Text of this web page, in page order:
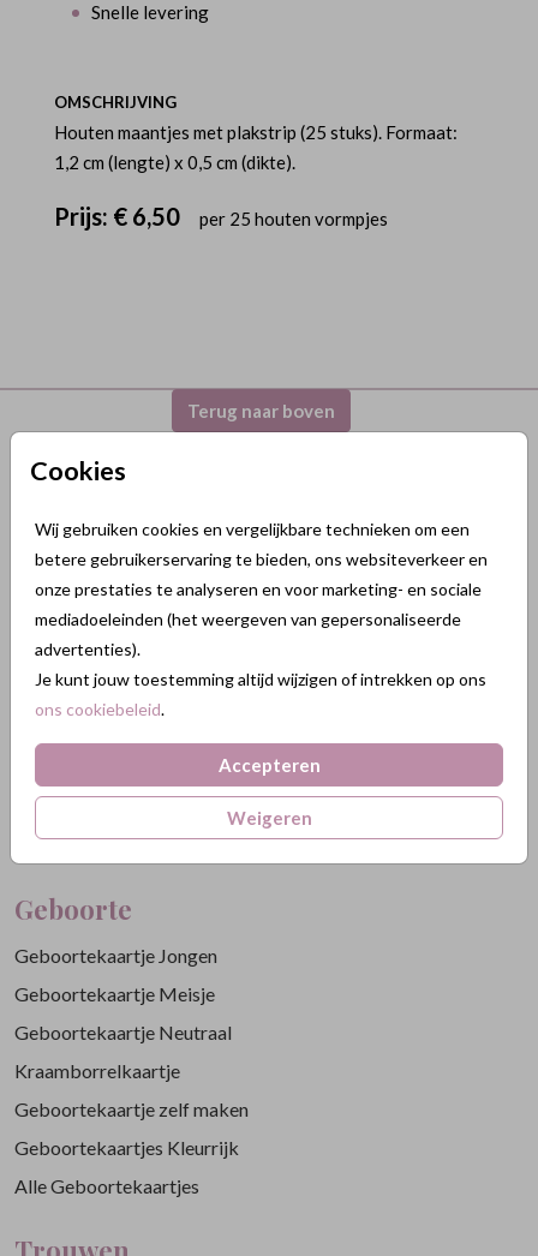
Cookies
Wij gebruiken cookies en vergelijkbare technieken om een
betere gebruikerservaring te bieden, ons websiteverkeer en
onze prestaties te analyseren en voor marketing- en sociale
mediadoeleinden (het weergeven van gepersonaliseerde
advertenties).
Je kunt jouw toestemming altijd wijzigen of intrekken op ons
ons cookiebeleid.
Accepteren
Weigeren
Snelle levering
OMSCHRIJVING
Houten maantjes met plakstrip (25 stuks). Formaat:
1,2 cm (lengte) x 0,5 cm (dikte).
Prijs: € 6,50 per 25 houten vormpjes
Terug naar boven
Nikkelweg 45
2401MM Alphen a/d Rijn
Nederland
KVK: 84438665
BTW: NL863211185B01
088 3232 088
info@gelukskaartjes.nl
Geboorte
Geboortekaartje Jongen
Geboortekaartje Meisje
Geboortekaartje Neutraal
Kraamborrelkaartje
Geboortekaartje zelf maken
Geboortekaartjes Kleurrijk
Alle Geboortekaartjes